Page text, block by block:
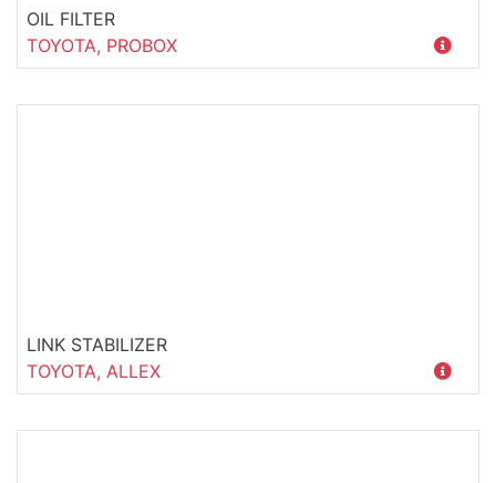
OIL FILTER
TOYOTA, PROBOX
LINK STABILIZER
TOYOTA, ALLEX